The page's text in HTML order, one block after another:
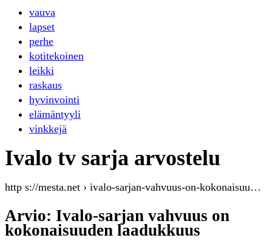
vauva
lapset
perhe
kotitekoinen
leikki
raskaus
hyvinvointi
elämäntyyli
vinkkejä
Ivalo tv sarja arvostelu
http s://mesta.net › ivalo-sarjan-vahvuus-on-kokonaisuu…
Arvio: Ivalo-sarjan vahvuus on
kokonaisuuden laadukkuus